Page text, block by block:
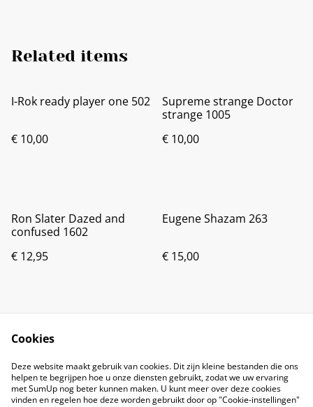
Related items
I-Rok ready player one 502
€ 10,00
Supreme strange Doctor
strange 1005
€ 10,00
Ron Slater Dazed and
confused 1602
€ 12,95
Eugene Shazam 263
€ 15,00
Cookies
Deze website maakt gebruik van cookies. Dit zijn kleine bestanden die ons
helpen te begrijpen hoe u onze diensten gebruikt, zodat we uw ervaring
met SumUp nog beter kunnen maken. U kunt meer over deze cookies
vinden en regelen hoe deze worden gebruikt door op "Cookie-instellingen"